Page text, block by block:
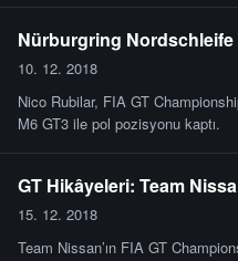
Nürburgring Nordschleife
10. 12. 2018
Nico Rubilar, FIA GT
M6 GT3 ile pol pozisyonu kaptı.
GT Hikâyeleri: Team
15. 12. 2018
Team Nissan’ın FIA GT